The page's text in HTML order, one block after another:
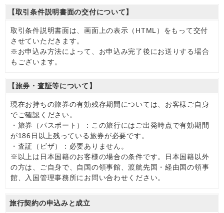
【取引条件説明書面の交付について】
取引条件説明書面は、画面上の表示（HTML）をもって交付
させていただきます。
※お申込み方法によって、お申込み完了後にお送りする場合
もございます。
【旅券・査証等について】
現在お持ちの旅券の有効残存期間については、お客様ご自身
でご確認ください。
・旅券（パスポート）：この旅行にはご出発時点で有効期間
が186日以上残っている旅券が必要です。
・査証（ビザ）：必要ありません。
※以上は日本国籍のお客様の場合の条件です。日本国籍以外
の方は、ご自身で、自国の領事館、渡航先国・経由国の領事
館、入国管理事務所にお問い合わせください。
旅行契約の申込みと成立